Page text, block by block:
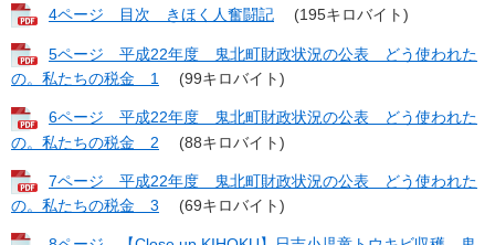
4ページ 目次 きほく人奮闘記 (195キロバイト)
5ページ 平成22年度 鬼北町財政状況の公表 どう使われた
の。私たちの税金 1 (99キロバイト)
6ページ 平成22年度 鬼北町財政状況の公表 どう使われた
の。私たちの税金 2 (88キロバイト)
7ページ 平成22年度 鬼北町財政状況の公表 どう使われた
の。私たちの税金 3 (69キロバイト)